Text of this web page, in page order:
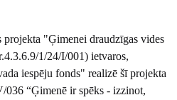
"Ģimenei draudzīgas vides
1/24/I/001) ietvaros,
iespēju fonds" realizē šī projekta
“Ģimenē ir spēks - izzinot,